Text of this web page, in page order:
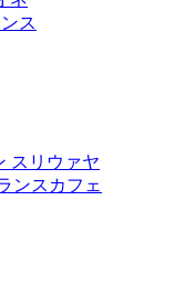
ス
スリウァヤ
ンスカフェ